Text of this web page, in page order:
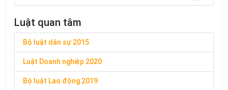
Luật quan tâm
Bộ luật dân sự 2015
Luật Doanh nghiệp 2020
Bộ luật Lao động 2019